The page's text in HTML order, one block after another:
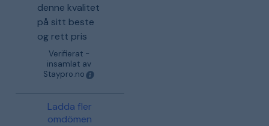
denne kvalitet
på sitt beste
og rett pris
Verifierat -
insamlat av
Staypro.no
Ladda fler
omdömen